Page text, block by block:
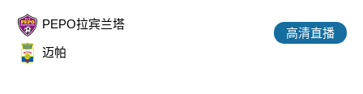
PEPO拉宾兰塔
迈帕
高清直播